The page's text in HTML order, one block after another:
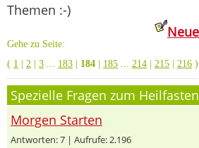
Themen :-)
Gehe zu Seite:
( 1 2 3 183 184 185 214 215 216 )
Spezielle Fragen zum Heilfasten
Morgen Starten
Antworten: 7 | Aufrufe: 2.196